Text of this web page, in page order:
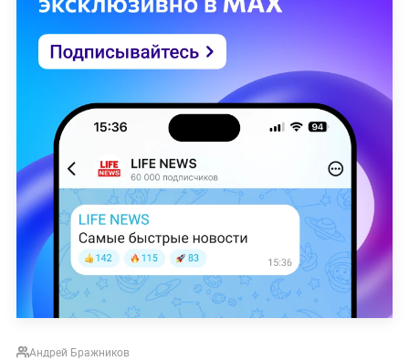
Андрей Бражников